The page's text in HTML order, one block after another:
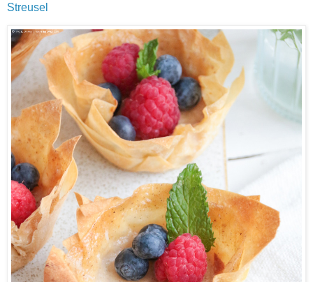
Streusel